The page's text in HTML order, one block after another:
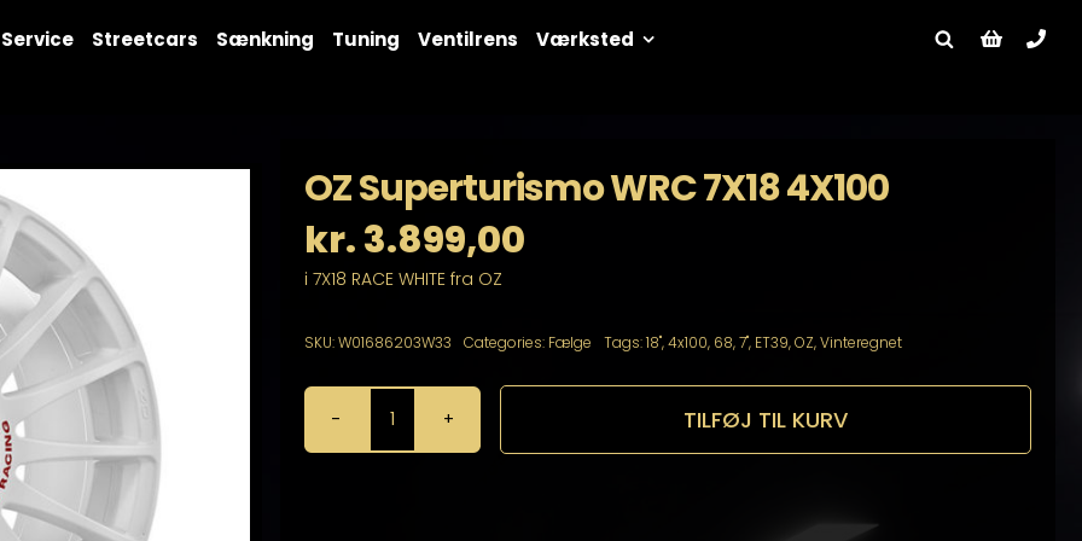
Service Streetcars Sænkning Tuning Ventilrens Værksted
OZ Superturismo WRC 7X18 4X100
kr.3.899,00
i 7X18 RACE WHITE fra OZ
SKU:W01686203W33 Categories: Fælge Tags:18",4x100, 68,7", ET39,OZ,Vinteregnet
OZ
Superturismo
TILFØJ TIL KURV